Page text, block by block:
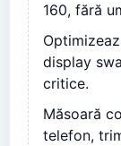
160, fără
display
critice.
Măsoară
telefon,